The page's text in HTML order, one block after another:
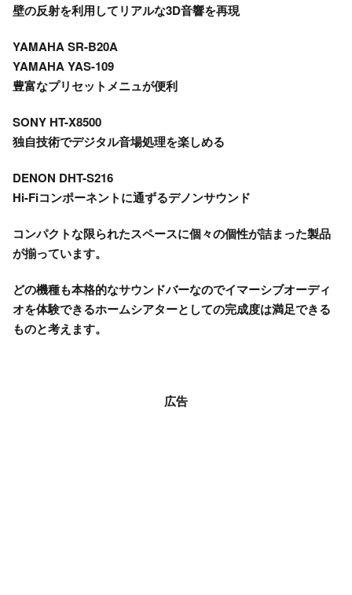
壁の反射を利用してリアルな3D音響を再現
YAMAHA SR-B20A
YAMAHA YAS-109
豊富なプリセットメニュが便利
SONY HT-X8500
独自技術でデジタル音場処理を楽しめる
DENON DHT-S216
Hi-Fiコンポーネントに通ずるデノンサウンド
コンパクトな限られたスペースに個々の個性が詰まった製品
が揃っています。
どの機種も本格的なサウンドバーなのでイマーシブオーディ
オを体験できるホームシアターとしての完成度は満足できる
ものと考えます。
広告